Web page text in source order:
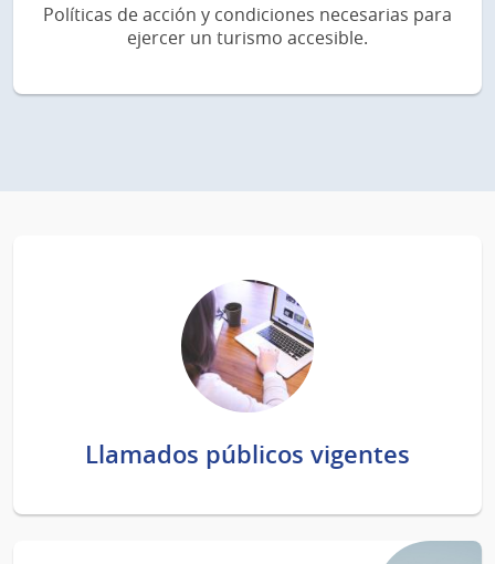
Políticas de acción y condiciones necesarias para
ejercer un turismo accesible.
Llamados públicos vigentes